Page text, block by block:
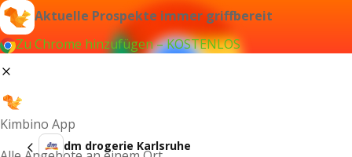
Aktuelle Prospekte immer griffbereit
Zu Chrome hinzufügen – KOSTENLOS
Kimbino App
dm drogerie Karlsruhe